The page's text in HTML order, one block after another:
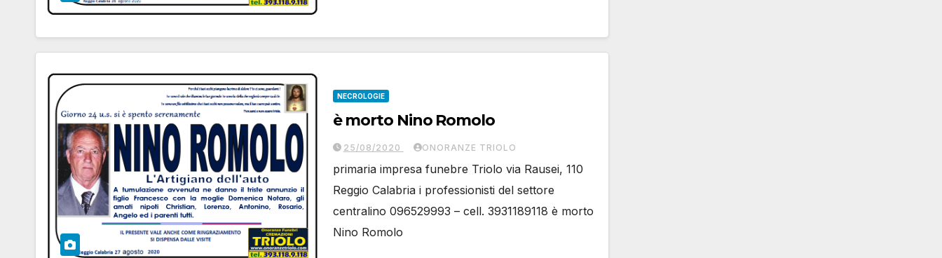
NECROLOGIE
è morto Nino Romolo
25/08/2020 ONORANZE TRIOLO
primaria impresa funebre Triolo via Rausei, 110
Reggio Calabria i professionisti del settore
centralino 096529993 – cell. 3931189118 è morto
Nino Romolo